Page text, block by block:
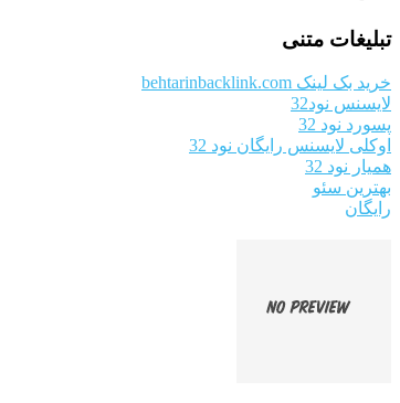
تبلیغات متنی
خرید بک لینک behtarinbacklink.com
لایسنس نود32
پسورد نود 32
اوکلی لایسنس رایگان نود 32
همیار نود 32
بهترین سئو
رایگان